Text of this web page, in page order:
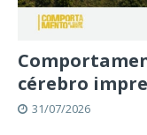
cérebro
31/07/2026